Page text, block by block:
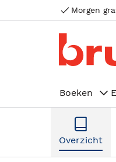
Morgen
Boeken
Overzicht